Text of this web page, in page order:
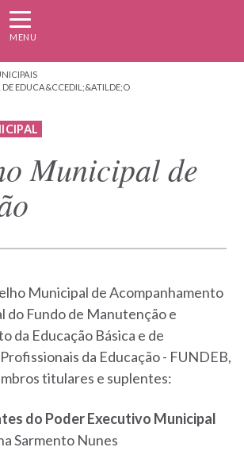
Expandir/recolher
navegação
MENU
EDUCA&CCEDIL;&ATILDE;O
Municipal de
Municipal de Acompanhamento
do Fundo de Manutenção e
da Educação Básica e de
da Educação - FUNDEB,
titulares e suplentes:
do Poder Executivo Municipal
Sarmento Nunes